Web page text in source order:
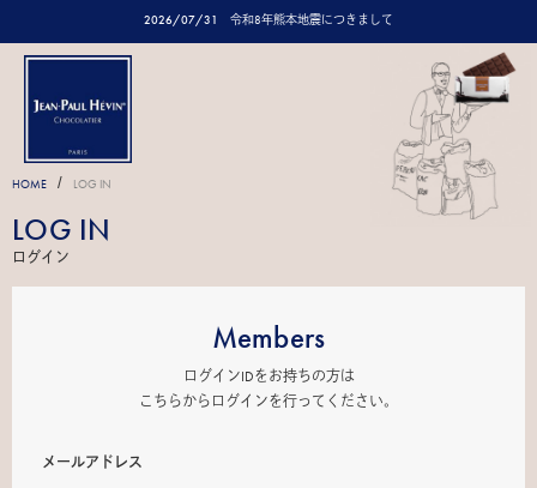
2026/07/31 令和8年熊本地震につきまして
HOME / LOG IN
LOG IN
ログイン
Members
ログインIDをお持ちの方は
こちらからログインを行ってください。
メールアドレス